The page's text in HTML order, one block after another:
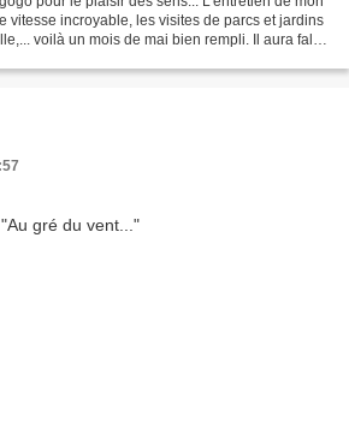
vitesse incroyable, les visites de parcs et jardins
voilà un mois de mai bien rempli. Il aura fallu